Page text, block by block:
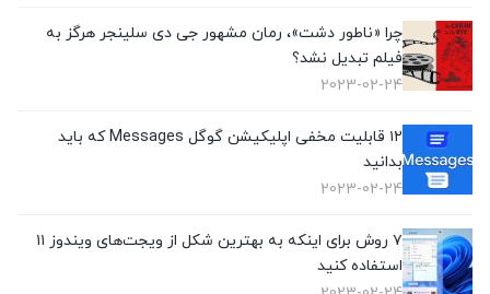
چرا «ناطور دشت»، رمان مشهور جی دی سلینجر هرگز به
فیلم تبدیل نشد؟
2023-02-24
۱۲ قابلیت مخفی اپلیکیشن گوگل Messages که باید
بدانید
2023-02-24
۷ روش برای اینکه به بهترین شکل از ویجت‌های ویندوز ۱۱
استفاده کنید